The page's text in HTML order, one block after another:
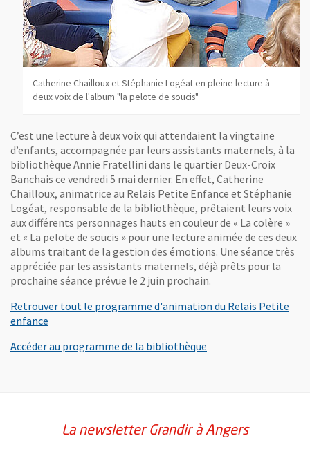
Catherine Chailloux et Stéphanie Logéat en pleine lecture à
deux voix de l'album "la pelote de soucis"
C’est une lecture à deux voix qui attendaient la vingtaine
d’enfants, accompagnée par leurs assistants maternels, à la
bibliothèque Annie Fratellini dans le quartier Deux-Croix
Banchais ce vendredi 5 mai dernier. En effet, Catherine
Chailloux, animatrice au Relais Petite Enfance et Stéphanie
Logéat, responsable de la bibliothèque, prêtaient leurs voix
aux différents personnages hauts en couleur de « La colère »
et « La pelote de soucis » pour une lecture animée de ces deux
albums traitant de la gestion des émotions. Une séance très
appréciée par les assistants maternels, déjà prêts pour la
prochaine séance prévue le 2 juin prochain.
Retrouver tout le programme d'animation du Relais Petite
enfance
Accéder au programme de la bibliothèque
La newsletter Grandir à Angers